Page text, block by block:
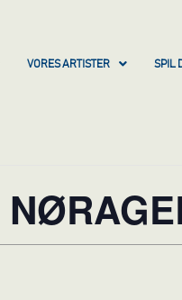
VORES ARTISTER SPIL